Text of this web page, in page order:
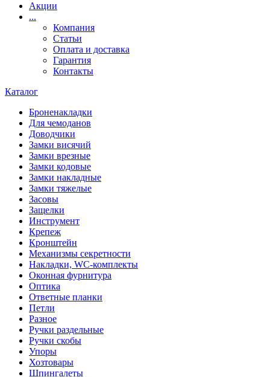
Акции
...
Компания
Статьи
Оплата и доставка
Гарантия
Контакты
Каталог
Броненакладки
Для чемоданов
Доводчики
Замки висячий
Замки врезные
Замки кодовые
Замки накладные
Замки тяжелые
Засовы
Защелки
Инструмент
Крепеж
Кронштейн
Механизмы секретности
Накладки, WC-комплекты
Оконная фурнитура
Оптика
Ответные планки
Петли
Разное
Ручки раздельные
Ручки скобы
Упоры
Хозтовары
Шпингалеты